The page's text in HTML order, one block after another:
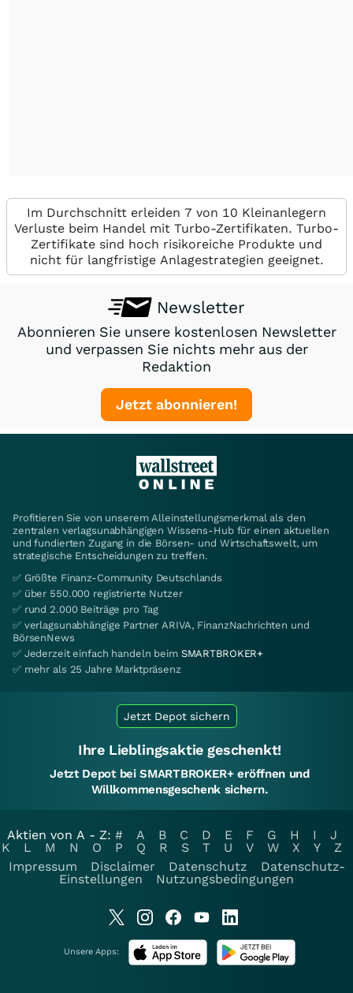
Im Durchschnitt erleiden 7 von 10 Kleinanlegern
Verluste beim Handel mit Turbo-Zertifikaten. Turbo-
Zertifikate sind hoch risikoreiche Produkte und
nicht für langfristige Anlagestrategien geeignet.
Newsletter
Abonnieren Sie unsere kostenlosen Newsletter
und verpassen Sie nichts mehr aus der
Redaktion
Jetzt abonnieren!
Profitieren Sie von unserem Alleinstellungsmerkmal als den
zentralen verlagsunabhängigen Wissens-Hub für einen aktuellen
und fundierten Zugang in die Börsen- und Wirtschaftswelt, um
strategische Entscheidungen zu treffen.
✅ Größte Finanz-Community Deutschlands
✅ über 550.000 registrierte Nutzer
✅ rund 2.000 Beiträge pro Tag
✅ verlagsunabhängige Partner ARIVA, FinanzNachrichten und
BörsenNews
✅ Jederzeit einfach handeln beim SMARTBROKER+
✅ mehr als 25 Jahre Marktpräsenz
Jetzt Depot sichern
Ihre Lieblingsaktie geschenkt!
Jetzt Depot bei SMARTBROKER+ eröffnen und
Willkommensgeschenk sichern.
Aktien von A - Z: # A B C D E F G H I
J
K
L M N O P Q R S T U V W X Y
Z
Impressum
Disclaimer Datenschutz
Datenschutz-
Einstellungen
Nutzungsbedingungen
Unsere Apps: